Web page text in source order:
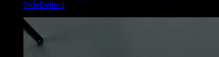
SideDeltoid